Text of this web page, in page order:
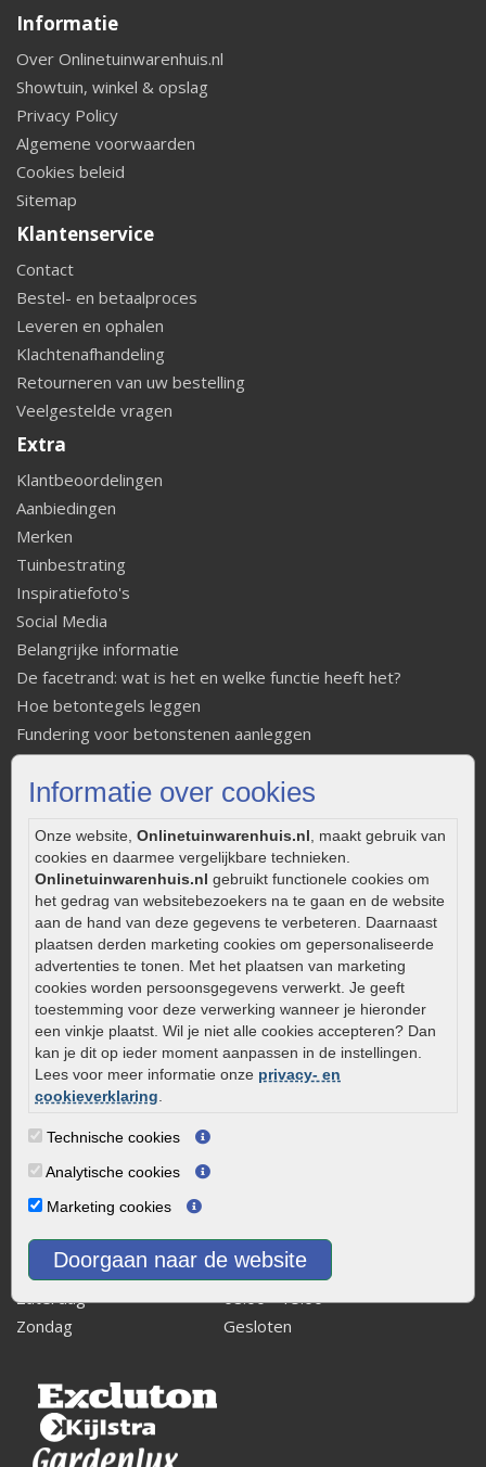
Informatie over cookies
Onze website, Onlinetuinwarenhuis.nl, maakt gebruik van
cookies en daarmee vergelijkbare technieken.
Onlinetuinwarenhuis.nl gebruikt functionele cookies om
het gedrag van websitebezoekers na te gaan en de website
aan de hand van deze gegevens te verbeteren. Daarnaast
plaatsen derden marketing cookies om gepersonaliseerde
advertenties te tonen. Met het plaatsen van marketing
cookies worden persoonsgegevens verwerkt. Je geeft
toestemming voor deze verwerking wanneer je hieronder
een vinkje plaatst. Wil je niet alle cookies accepteren? Dan
kan je dit op ieder moment aanpassen in de instellingen.
Lees voor meer informatie onze privacy- en
cookieverklaring.
Technische cookies
Analytische cookies
Marketing cookies
Doorgaan naar de website
Informatie
Over Onlinetuinwarenhuis.nl
Showtuin, winkel & opslag
Privacy Policy
Algemene voorwaarden
Cookies beleid
Sitemap
Klantenservice
Contact
Bestel- en betaalproces
Leveren en ophalen
Klachtenafhandeling
Retourneren van uw bestelling
Veelgestelde vragen
Extra
Klantbeoordelingen
Aanbiedingen
Merken
Tuinbestrating
Inspiratiefoto's
Social Media
Belangrijke informatie
De facetrand: wat is het en welke functie heeft het?
Hoe betontegels leggen
Fundering voor betonstenen aanleggen
Welke tuinstijl past bij mij
Strakke tuin inrichten
Onderhoud van gebakken bestrating
Aanlegtips voor gebakken bestrating
Zelf een terras aanleggen
Kleine stadstuin inrichten
0320 – 219170
Kaapstanderweg 41
8243 RB Lelystad
info@onlinetuinwarenhuis.nl
Routebeschrijving
Dinsdag
Woensdag
Donderdag
08:00 - 17:00
Vrijdag
08:00 - 17:00
Zaterdag
08:00 - 15.00
Zondag
Gesloten